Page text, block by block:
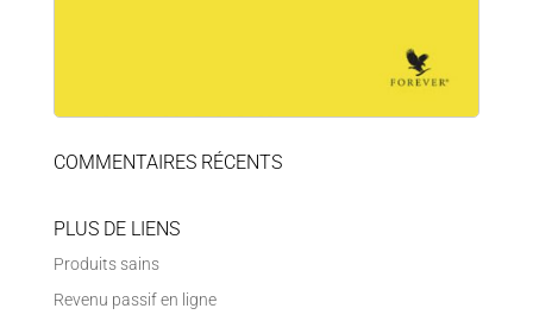
COMMENTAIRES RÉCENTS
PLUS DE LIENS
Produits sains
Revenu passif en ligne